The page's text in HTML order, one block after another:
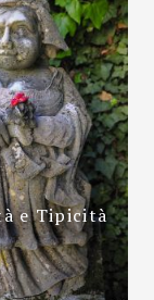
e Tipicità